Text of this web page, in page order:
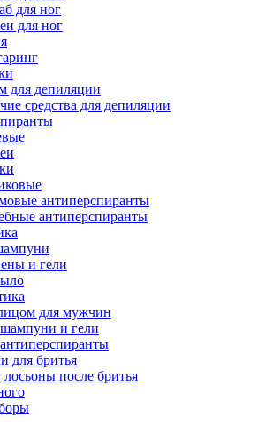
для ног
для ног
для депиляции
средства для депиляции
антиперспиранты
антиперспиранты
и гели
для мужчин
и гели
для бритья
после бритья